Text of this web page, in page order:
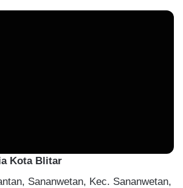
Kota Blitar
Sananwetan, Kec. Sananwetan,